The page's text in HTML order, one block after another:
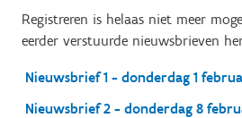
Registreren is helaas niet meer
eerder verstuurde nieuwsbrieven
Nieuwsbrief 1 - donderdag 1
Nieuwsbrief 2 - donderdag 8